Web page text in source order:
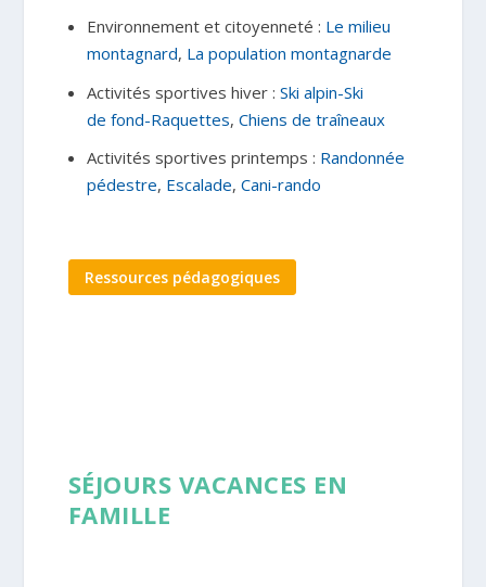
Environnement et citoyenneté : Le milieu
montagnard, La population montagnarde
Activités sportives hiver : Ski alpin-Ski
de fond-Raquettes, Chiens de traîneaux
Activités sportives printemps : Randonnée
pédestre, Escalade, Cani-rando
Ressources pédagogiques
SÉJOURS VACANCES EN
FAMILLE